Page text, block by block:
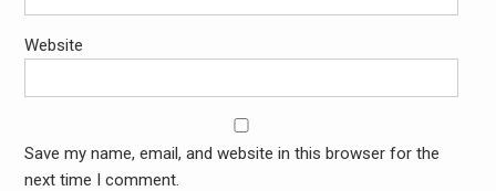
Website
Save my name, email, and website in this browser for the
next time I comment.